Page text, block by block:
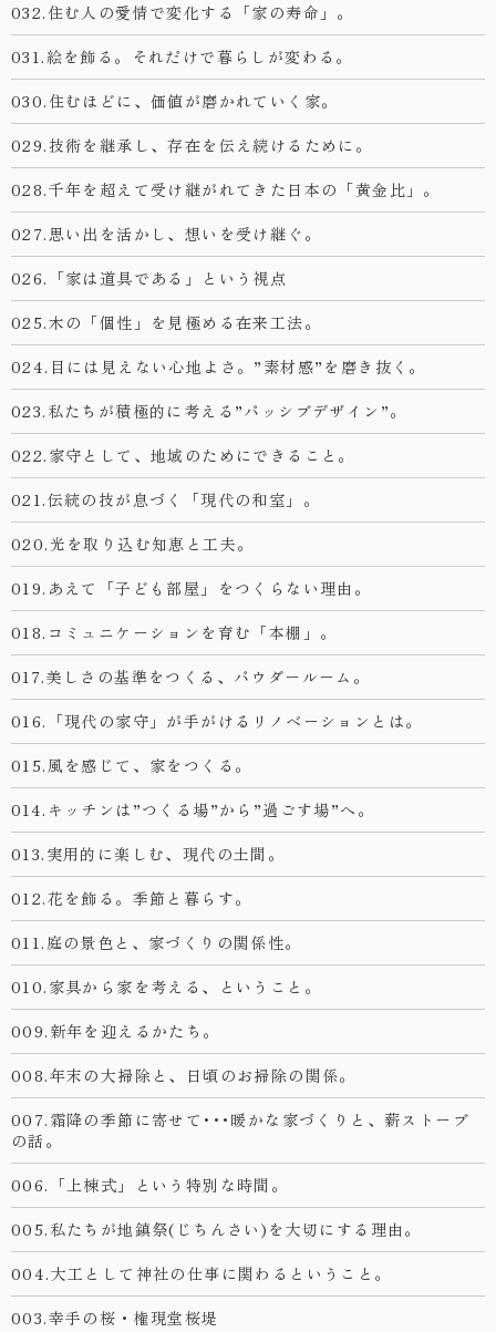
032.住む人の愛情で変化する「家の寿命」。
031.絵を飾る。それだけで暮らしが変わる。
030.住むほどに、価値が磨かれていく家。
029.技術を継承し、存在を伝え続けるために。
028.千年を超えて受け継がれてきた日本の「黄金比」。
027.思い出を活かし、想いを受け継ぐ。
026.「家は道具である」という視点
025.木の「個性」を見極める在来工法。
024.目には見えない心地よさ。”素材感”を磨き抜く。
023.私たちが積極的に考える”パッシブデザイン”。
022.家守として、地域のためにできること。
021.伝統の技が息づく「現代の和室」。
020.光を取り込む知恵と工夫。
019.あえて「子ども部屋」をつくらない理由。
018.コミュニケーションを育む「本棚」。
017.美しさの基準をつくる、パウダールーム。
016.「現代の家守」が手がけるリノベーションとは。
015.風を感じて、家をつくる。
014.キッチンは”つくる場”から”過ごす場”へ。
013.実用的に楽しむ、現代の土間。
012.花を飾る。季節と暮らす。
011.庭の景色と、家づくりの関係性。
010.家具から家を考える、ということ。
009.新年を迎えるかたち。
008.年末の大掃除と、日頃のお掃除の関係。
007.霜降の季節に寄せて･･･暖かな家づくりと、薪ストーブ
の話。
006.「上棟式」という特別な時間。
005.私たちが地鎮祭(じちんさい)を大切にする理由。
004.大工として神社の仕事に関わるということ。
003.幸手の桜・権現堂桜堤